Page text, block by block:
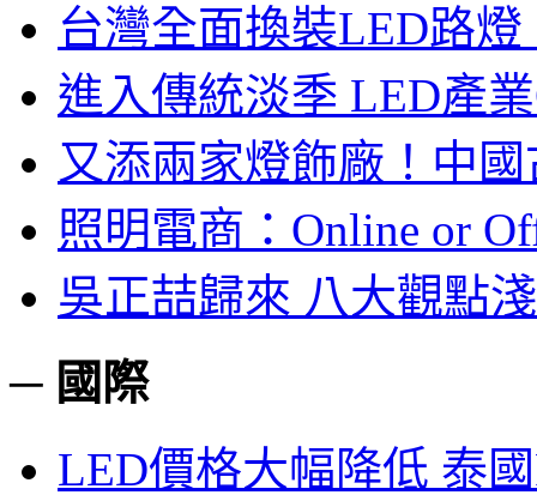
台灣全面換裝LED路
進入傳統淡季 LED產
又添兩家燈飾廠！中
照明電商：Online or
吳正喆歸來 八大觀點
─ 國際
LED價格大幅降低 泰